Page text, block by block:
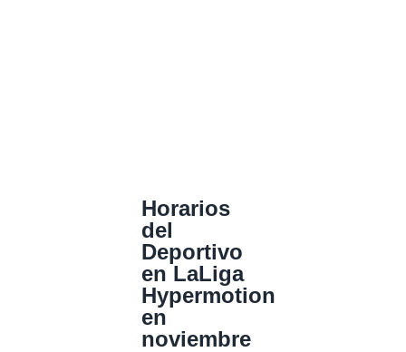
Horarios
del
Deportivo
en LaLiga
Hypermotion
en
noviembre